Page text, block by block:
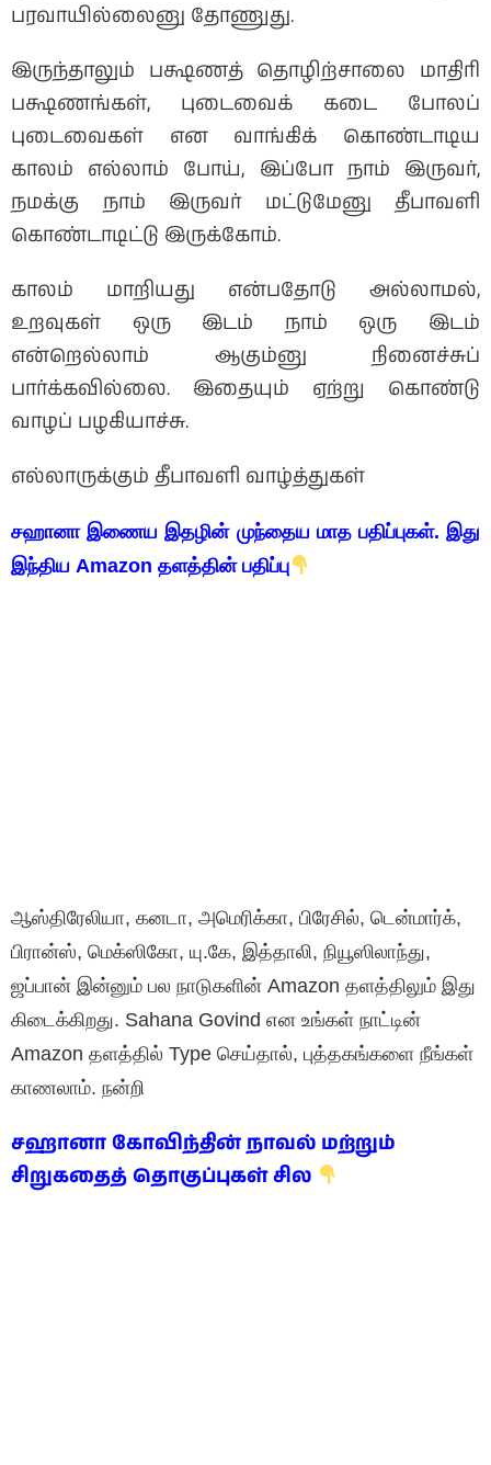
பரவாயில்லைனு தோணுது.
இருந்தாலும் பக்ஷணத் தொழிற்சாலை மாதிரி
பக்ஷணங்கள், புடைவைக் கடை போலப்
புடைவைகள் என வாங்கிக் கொண்டாடிய
காலம் எல்லாம் போய், இப்போ நாம் இருவர்,
நமக்கு நாம் இருவர் மட்டுமேனு தீபாவளி
கொண்டாடிட்டு இருக்கோம்.
காலம் மாறியது என்பதோடு அல்லாமல்,
உறவுகள் ஒரு இடம் நாம் ஒரு இடம்
என்றெல்லாம் ஆகும்னு நினைச்சுப்
பார்க்கவில்லை. இதையும் ஏற்று கொண்டு
வாழப் பழகியாச்சு.
எல்லாருக்கும் தீபாவளி வாழ்த்துகள்
சஹானா இணைய இதழின் முந்தைய மாத பதிப்புகள். இது
இந்திய Amazon தளத்தின் பதிப்பு
ஆஸ்திரேலியா, கனடா, அமெரிக்கா, பிரேசில், டென்மார்க்,
பிரான்ஸ், மெக்ஸிகோ, யு.கே, இத்தாலி, நியூஸிலாந்து,
ஜப்பான் இன்னும் பல நாடுகளின் Amazon தளத்திலும் இது
கிடைக்கிறது. Sahana Govind என உங்கள் நாட்டின்
Amazon தளத்தில் Type செய்தால், புத்தகங்களை நீங்கள்
காணலாம். நன்றி
சஹானா கோவிந்தின் நாவல் மற்றும்
சிறுகதைத் தொகுப்புகள் சில